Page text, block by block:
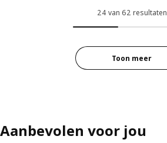
24 van 62 resultaten
Toon meer
Aanbevolen voor jou